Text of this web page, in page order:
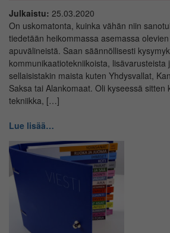
Julkaistu: 25.03.2020
On uskomatonta, kuinka vähän niin
tiedetään heikommassa asemassa
apuvälineistä. Saan säännöllisesti
kommunikaatiotekniikoista, lisävarusteista
sellaisistakin maista kuten Yhdysvallat,
Saksa tai Alankomaat. Oli kyseessä sitten
tekniikka, […]
Lue lisää…